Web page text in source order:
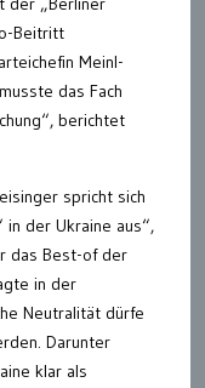
Beitritt
Meinl-
das Fach
berichtet
spricht sich
in der Ukraine aus“,
das Best-of der
in der
Neutralität dürfe
Darunter
klar als